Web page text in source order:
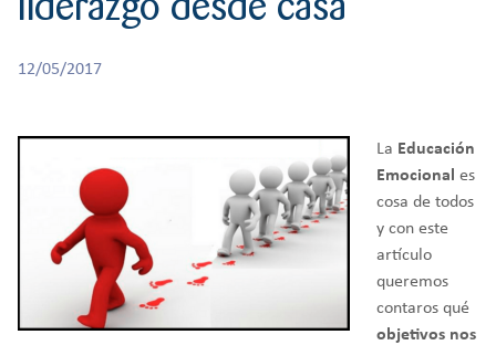
CREATIVIDAD
BACHILLERATO
12/05/2017
La Educación
Emocional es
cosa de todos
y con este
artículo
queremos
contaros qué
objetivos nos